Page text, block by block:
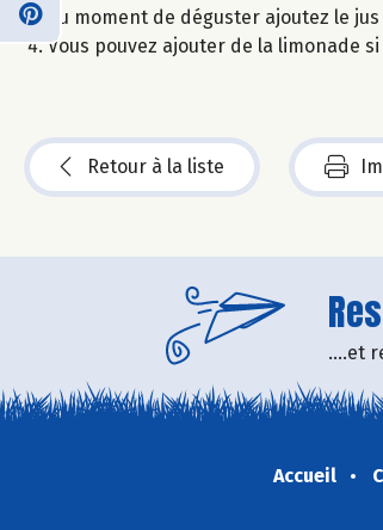
Au moment de déguster ajoutez le
Vous pouvez ajouter de la limonade
Retour à la liste
....et
Accueil